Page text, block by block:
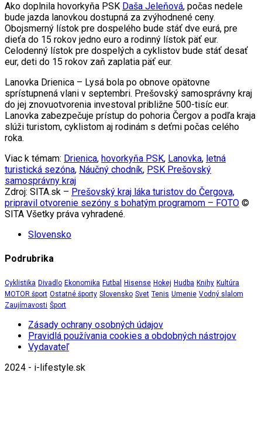
Ako doplnila hovorkyňa PSK Daša Jeleňová, počas nedele
bude jazda lanovkou dostupná za zvýhodnené ceny.
Obojsmerný lístok pre dospelého bude stáť dve eurá, pre
dieťa do 15 rokov jedno euro a rodinný lístok päť eur.
Celodenný lístok pre dospelých a cyklistov bude stáť desať
eur, deti do 15 rokov zaň zaplatia päť eur.
Lanovka Drienica – Lysá bola po obnove opätovne
sprístupnená vlani v septembri. Prešovský samosprávny kraj
do jej znovuotvorenia investoval približne 500-tisíc eur.
Lanovka zabezpečuje prístup do pohoria Čergov a podľa kraja
slúži turistom, cyklistom aj rodinám s deťmi počas celého
roka.
Viac k témam: Drienica, hovorkyňa PSK, Lanovka, letná
turistická sezóna, Náučný chodník, PSK Prešovský
samosprávny kraj
Zdroj: SITA.sk – Prešovský kraj láka turistov do Čergova,
pripravil otvorenie sezóny s bohatým programom – FOTO ©
SITA Všetky práva vyhradené.
Slovensko
Podrubrika
Cyklistika Divadlo Ekonomika Futbal Hisense Hokej Hudba Knihy Kultúra
MOTOR šport Ostatné športy Slovensko Svet Tenis Umenie Vodný slalom
Zaujímavosti Šport
Zásady ochrany osobných údajov
Pravidlá používania cookies a obdobných nástrojov
Vydavateľ
2024 - i-lifestyle.sk